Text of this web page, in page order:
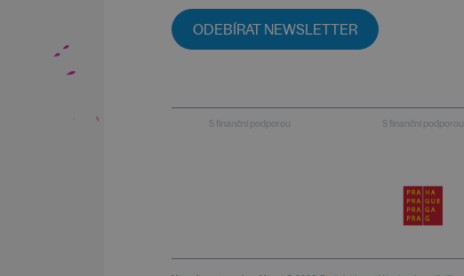
ODEBÍRAT NEWSLETTER
S finanční podporou S finanční podporou